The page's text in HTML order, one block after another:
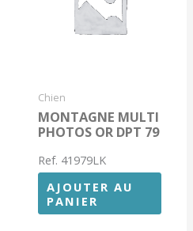
Chien
MONTAGNE MULTI
PHOTOS OR DPT 79
Ref. 41979LK
AJOUTER AU
PANIER